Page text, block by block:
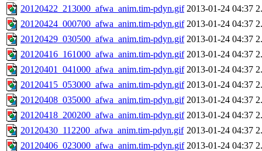
20120422_213000_afwa_anim.tim-pdyn.gif 2013-01-24 04:37
20120424_000700_afwa_anim.tim-pdyn.gif 2013-01-24 04:37
20120429_030500_afwa_anim.tim-pdyn.gif 2013-01-24 04:37
20120416_161000_afwa_anim.tim-pdyn.gif 2013-01-24 04:37
20120401_041000_afwa_anim.tim-pdyn.gif 2013-01-24 04:37
20120415_053000_afwa_anim.tim-pdyn.gif 2013-01-24 04:37
20120408_035000_afwa_anim.tim-pdyn.gif 2013-01-24 04:37
20120418_200200_afwa_anim.tim-pdyn.gif 2013-01-24 04:37
20120430_112200_afwa_anim.tim-pdyn.gif 2013-01-24 04:37
20120406_023000_afwa_anim.tim-pdyn.gif 2013-01-24 04:37